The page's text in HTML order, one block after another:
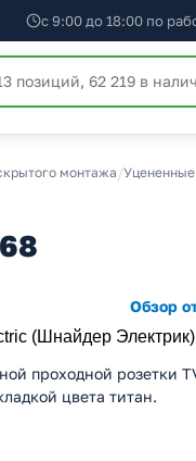
с 9:00 до 18:00 по
монтажа/
Обзор
(Шнайдер Электрик)
проходной розетки
цвета титан.